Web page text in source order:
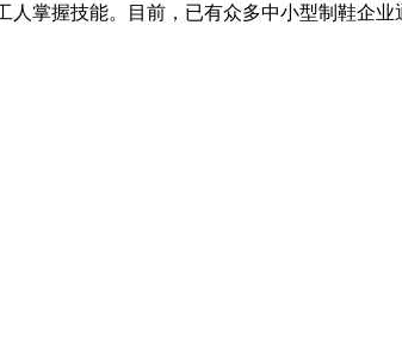
掌握技能。目前，已有众多中小型制鞋企